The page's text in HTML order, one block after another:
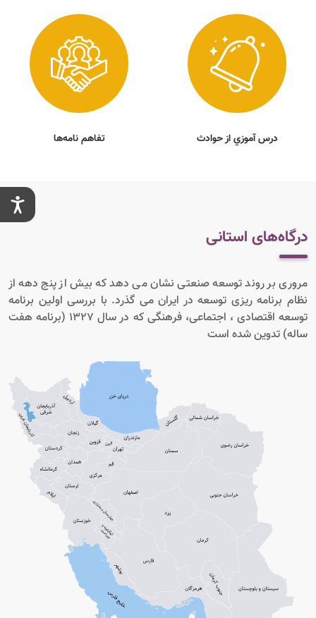
درس آموزي از حوادث تفاهم نامه‌ها
درگاه‌های استانی
مروری بر روند توسعه صنعتی نشان می دهد که بیش از پنج دهه از
نظام برنامه ریزی توسعه در ایران می گذرد. با بررسی اولین برنامه
توسعه اقتصادی ، اجتماعی، فرهنگی که در سال 1327 (برنامه هفت
ساله) تدوین شده است